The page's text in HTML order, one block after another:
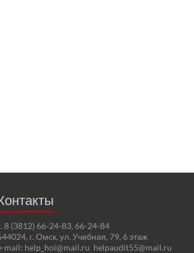
8 (3812) 66-24-83, 66-24-84
г. Омск, ул. Учебная, 79, 6 этаж
mail: help_hoi@mail.ru helpaudit55@mail.ru